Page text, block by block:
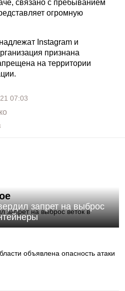
связано с пребыванием
огромную
Instagram и
признана
на территории
07:03
запрет на выброс
объявлена опасность атаки